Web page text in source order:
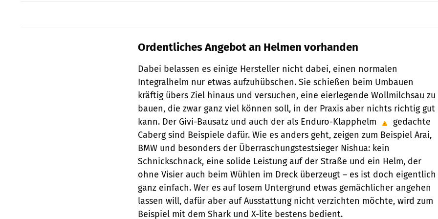
Ordentliches Angebot an Helmen vorhanden
Dabei belassen es einige Hersteller nicht dabei, einen normalen
Integralhelm nur etwas aufzuhübschen. Sie schießen beim Umbauen
kräftig übers Ziel hinaus und versuchen, eine eierlegende Wollmilchsau zu
bauen, die zwar ganz viel können soll, in der Praxis aber nichts richtig gut
kann. Der Givi-Bausatz und auch der als Enduro-Klapphelm
gedachte
Caberg sind Beispiele dafür. Wie es anders geht, zeigen zum Beispiel Arai,
BMW und besonders der Überraschungstestsieger Nishua: kein
Schnickschnack, eine solide Leistung auf der Straße und ein Helm, der
ohne Visier auch beim Wühlen im Dreck überzeugt – es ist doch eigentlich
ganz einfach. Wer es auf losem Untergrund etwas ­ge­mächlicher angehen
lassen will, dafür aber auf Ausstattung nicht verzichten möchte, wird zum
Beispiel mit dem Shark und X-lite bestens bedient.